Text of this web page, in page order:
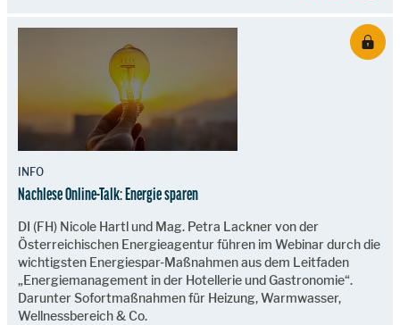
INFO
Nachlese Online-Talk: Energie sparen
DI (FH) Nicole Hartl und Mag. Petra Lackner von der
Österreichischen Energieagentur führen im Webinar durch die
wichtigsten Energiespar-Maßnahmen aus dem Leitfaden
„Energiemanagement in der Hotellerie und Gastronomie“.
Darunter Sofortmaßnahmen für Heizung, Warmwasser,
Wellnessbereich & Co.